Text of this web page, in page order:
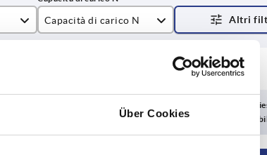
Über Cookies
Capacità di carico N
Tempi di consegna su
Attualmente non